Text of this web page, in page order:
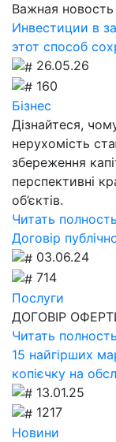
Важная новость
Инвестиции в
этот способ
26.05.26
160
Бізнес
Дізнайтеся,
нерухомість
збереження
перспективні
об’єктів.
Читать
Договір
03.06.24
714
Послуги
ДОГОВІР
Читать
15 найгірших
копієчку на
13.01.25
1217
Новини